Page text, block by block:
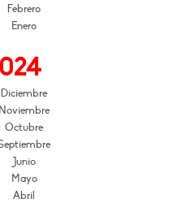
Febrero
Enero
Diciembre
Noviembre
Octubre
Junio
Mayo
Abril